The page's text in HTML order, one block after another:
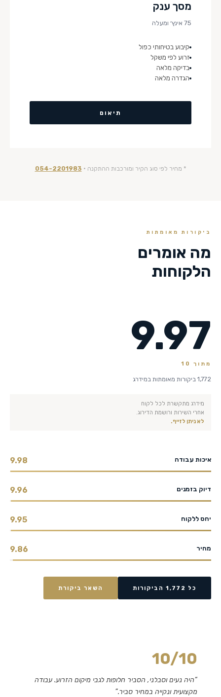
מסך ענק
75 אינץ׳ ומעלה
קיבוע בטיחותי כפול
זרוע לפי משקל
בדיקה מלאה
הגדרה מלאה
תיאום
* מחיר לפי סוג הקיר ומורכבות ההתקנה · 054-2201983
ביקורות מאומתות
מה אומרים
הלקוחות
9.97
מתוך 10
1,772 ביקורות מאומתות במידרג
מידרג מתקשרת לכל לקוח
אחרי השירות ורושמת הדירוג.
לא ניתן לזייף.
איכות עבודה 9.98
דיוק בזמנים 9.96
יחס ללקוח 9.95
מחיר 9.86
כל 1,772 הביקורות השאר ביקורת
10/10
“היה נעים וסבלני, הסביר חלופות לגבי מיקום הזרוע. עבודה
מקצועית ונקייה במחיר סביר.”